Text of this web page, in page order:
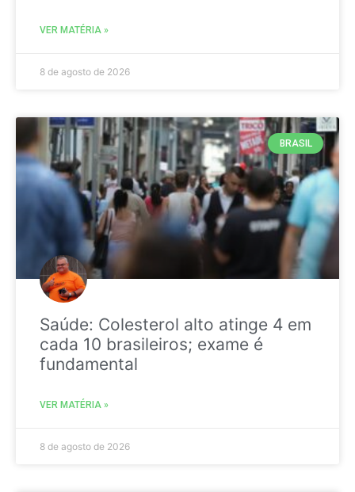
VER MATÉRIA »
8 de agosto de 2026
BRASIL
Saúde: Colesterol alto atinge 4 em
cada 10 brasileiros; exame é
fundamental
VER MATÉRIA »
8 de agosto de 2026